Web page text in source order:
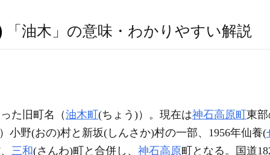
「油木」の意味・わかりやすい解説
た旧町名（油木町 (ちょう)）。現在は神石高原町 東
小野(おの)村と新坂(しんさか)村の一部、1956年仙養(
三和(さんわ)町と合併し、 神石高原町となる。国道